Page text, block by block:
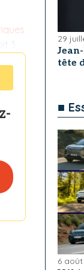
3
29
tête
■
6